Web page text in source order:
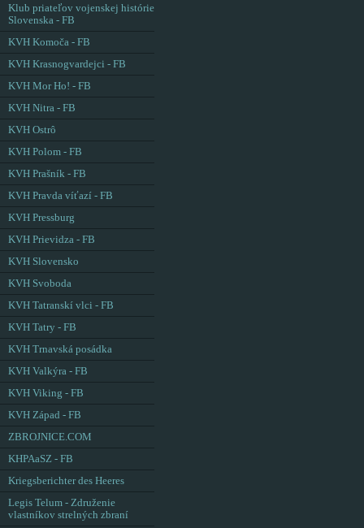
Klub priateľov vojenskej histórie
Slovenska - FB
KVH Komoča - FB
KVH Krasnogvardejci - FB
KVH Mor Ho! - FB
KVH Nitra - FB
KVH Ostrô
KVH Polom - FB
KVH Prašník - FB
KVH Pravda víťazí - FB
KVH Pressburg
KVH Prievidza - FB
KVH Slovensko
KVH Svoboda
KVH Tatranskí vlci - FB
KVH Tatry - FB
KVH Trnavská posádka
KVH Valkýra - FB
KVH Viking - FB
KVH Západ - FB
ZBROJNICE.COM
KHPAaSZ - FB
Kriegsberichter des Heeres
Legis Telum - Združenie
vlastníkov strelných zbraní